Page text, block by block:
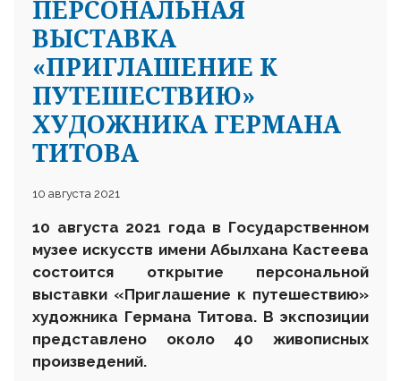
ПЕРСОНАЛЬНАЯ
ВЫСТАВКА
«ПРИГЛАШЕНИЕ К
ПУТЕШЕСТВИЮ»
ХУДОЖНИКА ГЕРМАНА
ТИТОВА
10 августа 2021
10 августа 2021 года в Государственном
музее искусств имени Абылхана Кастеева
состоится открытие персональной
выставки «Приглашение к путешествию»
художника Германа Титова. В экспозиции
представлено около 40 живописных
произведений.